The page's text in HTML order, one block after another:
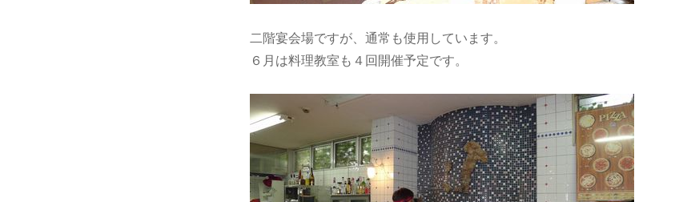
二階宴会場ですが、通常も使用しています。
６月は料理教室も４回開催予定です。